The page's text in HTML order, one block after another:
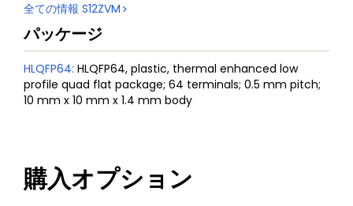
全ての情報 S12ZVM
パッケージ
HLQFP64: HLQFP64, plastic, thermal enhanced low
profile quad flat package; 64 terminals; 0.5 mm pitch;
10 mm x 10 mm x 1.4 mm body
購入オプション